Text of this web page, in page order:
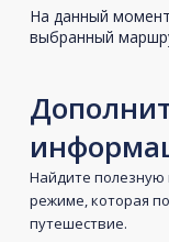
На данный
выбранный
Найдите
режиме, которая
путешествие.